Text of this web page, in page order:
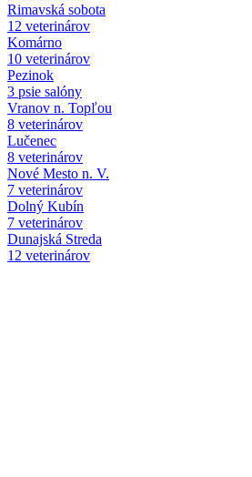
Rimavská sobota
12 veterinárov
Komárno
10 veterinárov
Pezinok
3 psie salóny
Vranov n. Topľou
8 veterinárov
Lučenec
8 veterinárov
Nové Mesto n. V.
7 veterinárov
Dolný Kubín
7 veterinárov
Dunajská Streda
12 veterinárov